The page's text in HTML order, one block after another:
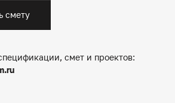
смету
смет и проектов: